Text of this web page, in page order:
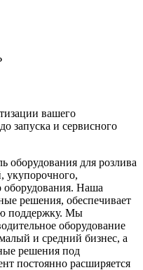
вашего
запуска и сервисного
для розлива
оборудования. Наша
решения, обеспечивает
поддержку. Мы
оборудование
и средний бизнес, а
решения под
постоянно расширяется